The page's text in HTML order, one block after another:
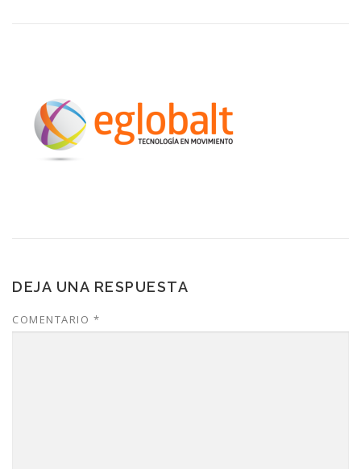
DEJA UNA RESPUESTA
COMENTARIO *